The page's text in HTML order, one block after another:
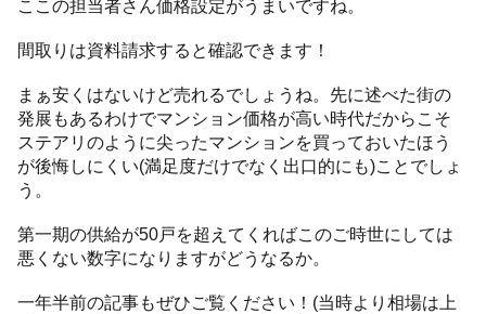
ここの担当者さん価格設定がうまいですね。
間取りは資料請求すると確認できます！
まぁ安くはないけど売れるでしょうね。先に述べた街の
発展もあるわけでマンション価格が高い時代だからこそ
ステアリのように尖ったマンションを買っておいたほう
が後悔しにくい(満足度だけでなく出口的にも)ことでしょ
う。
第一期の供給が50戸を超えてくればこのご時世にしては
悪くない数字になりますがどうなるか。
一年半前の記事もぜひご覧ください！(当時より相場は上